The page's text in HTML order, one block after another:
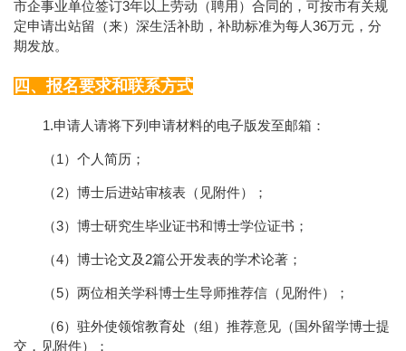
市企事业单位签订3年以上劳动（聘用）合同的，可按市有关规
定申请出站留（来）深生活补助，补助标准为每人36万元，分
期发放。
四、报名要求和联系方式
1.申请人请将下列申请材料的电子版发至邮箱：
（1）个人简历；
（2）博士后进站审核表（见附件）；
（3）博士研究生毕业证书和博士学位证书；
（4）博士论文及 2篇公开发表的学术论著；
（5）两位相关学科博士生导师推荐信（见附件）；
（6）驻外使领馆教育处（组）推荐意见（国外留学博士提
交，见附件）；